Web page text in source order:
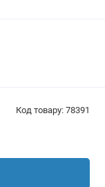
Код товару: 78391